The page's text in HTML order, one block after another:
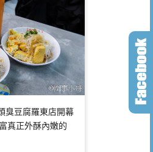
臭豆腐羅東店開幕
真正外酥內嫩的